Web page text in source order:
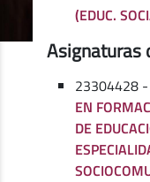
(EDUC.
Asignaturas
23304428
EN
DE